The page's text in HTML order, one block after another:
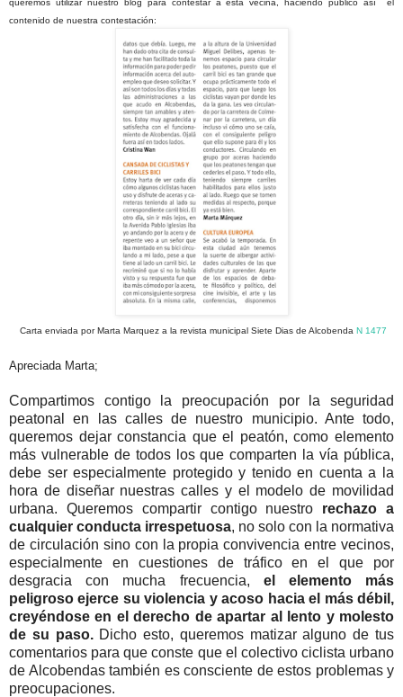
queremos utilizar nuestro blog para contestar a esta vecina, haciendo público así el
contenido de nuestra contestación:
Carta enviada por Marta Marquez a la revista municipal Siete Dias de Alcobenda N 1477
Apreciada Marta;
Compartimos contigo la preocupación por la seguridad
peatonal en las calles de nuestro municipio. Ante todo,
queremos dejar constancia que el peatón, como elemento
más vulnerable de todos los que comparten la vía pública,
debe ser especialmente protegido y tenido en cuenta a la
hora de diseñar nuestras calles y el modelo de movilidad
urbana. Queremos compartir contigo nuestro rechazo a
cualquier conducta irrespetuosa, no solo con la normativa
de circulación sino con la propia convivencia entre vecinos,
especialmente en cuestiones de tráfico en el que por
desgracia con mucha frecuencia, el elemento más
peligroso ejerce su violencia y acoso hacia el más débil,
creyéndose en el derecho de apartar al lento y molesto
de su paso.Dicho esto, queremos matizar alguno de tus
comentarios para que conste que el colectivo ciclista urbano
de Alcobendas también es consciente de estos problemas y
preocupaciones.